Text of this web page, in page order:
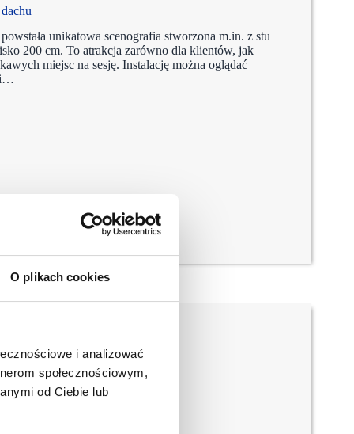
O plikach cookies
i analizować
społecznościowym,
od Ciebie lub
unikatowa scenografia stworzona m.in. z stu
200 cm. To atrakcja zarówno dla klientów, jak
miejsc na sesję. Instalację można oglądać